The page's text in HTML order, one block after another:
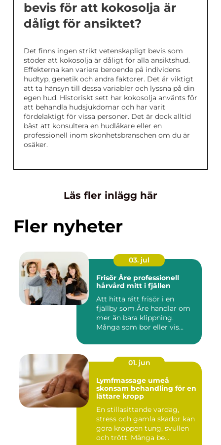
bevis för att kokosolja är
dåligt för ansiktet?
Det finns ingen strikt vetenskapligt bevis som
stöder att kokosolja är dåligt för alla ansiktshud.
Effekterna kan variera beroende på individens
hudtyp, genetik och andra faktorer. Det är viktigt
att ta hänsyn till dessa variabler och lyssna på din
egen hud. Historiskt sett har kokosolja använts för
att behandla hudsjukdomar och har varit
fördelaktigt för vissa personer. Det är dock alltid
bäst att konsultera en hudläkare eller en
professionell inom skönhetsbranschen om du är
osäker.
Läs fler inlägg här
Fler nyheter
03. jul
Frisör Åre professionell
hårvård mitt i fjällen
Att hitta rätt frisör i en
fjällby som Åre handlar om
mer än bara klippning.
Många som bor eller vis...
01. jun
Lymfmassage umeå
skonsam behandling för en
lättare kropp
En stillasittande vardag,
stress och gamla skador kan
göra kroppen tung, svullen
och trött. Många be...